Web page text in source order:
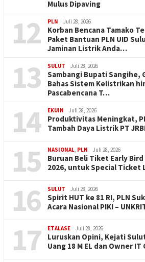
Mulus Dipaving
12 PLN Juli 28, 2026
Korban Bencana Tamako
Paket Bantuan PLN UID
Jaminan Listrik Anda…
13 SULUT Juli 28, 2026
Sambangi Bupati Sangihe,
Bahas Sistem Kelistrikan
Pascabencana T…
14 EKUIN Juli 28, 2026
Produktivitas Meningkat,
Tambah Daya Listrik PT
15 NASIONAL PLN Juli 28, 2026
Buruan Beli Tiket Early Bird
2026, untuk Special Ticket
16 SULUT Juli 28, 2026
Spirit HUT ke 81 RI, PLN
Acara Nasional PIKI –
17 ETALASE Juli 28, 2026
Luruskan Opini, Kejati
Uang 18 M EL dan Owner